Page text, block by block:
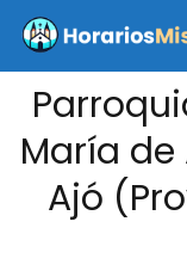
María
Ajó